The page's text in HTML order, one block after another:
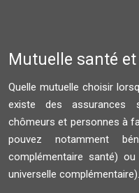
Mutuelle santé
Quelle mutuelle choisir
existe des assurances
chômeurs et personnes à
pouvez notamment
complémentaire santé)
universelle complémentaire).